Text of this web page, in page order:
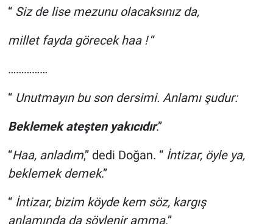
“ Siz de lise mezunu olacaksınız da,
millet fayda görecek haa !“
……………
“ Unutmayın bu son dersimi. Anlamı şudur:
Beklemek ateşten yakıcıdır.”
“Haa, anladım,” dedi Doğan. “ İntizar, öyle ya,
beklemek demek.”
“ İntizar, bizim köyde kem söz, kargış
anlamında da söylenir amma,”